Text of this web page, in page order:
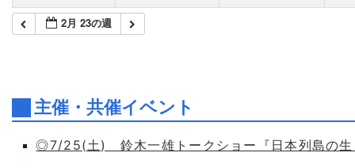
2月 23の週
主催・共催イベント
◎7/25(土) 鈴木一雄トークショー『日本列島の生